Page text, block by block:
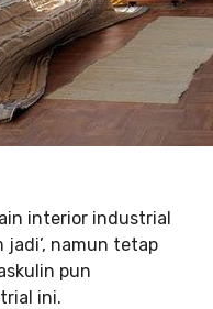
interior industrial
jadi’, namun tetap
pun
ini.